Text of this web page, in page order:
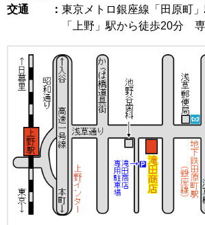
交通 ： 東京メトロ銀座線「田原町
「上野」駅から徒歩20分